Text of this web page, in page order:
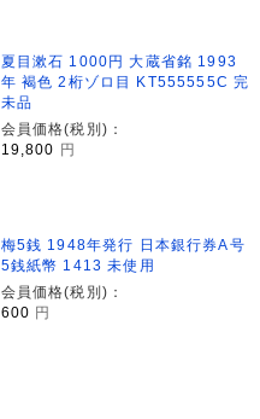
夏目漱石 1000円 大蔵省銘 1993
年 褐色 2桁ゾロ目 KT555555C 完
未品
会員価格(税別)：
19,800 円
梅5銭 1948年発行 日本銀行券A号
5銭紙幣 1413 未使用
会員価格(税別)：
600 円